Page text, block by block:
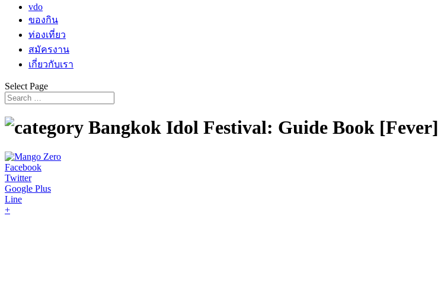
vdo
ของกิน
ท่องเที่ยว
สมัครงาน
เกี่ยวกับเรา
Select Page
Bangkok Idol Festival: Guide Book [Fever]
Facebook
Twitter
Google Plus
Line
+